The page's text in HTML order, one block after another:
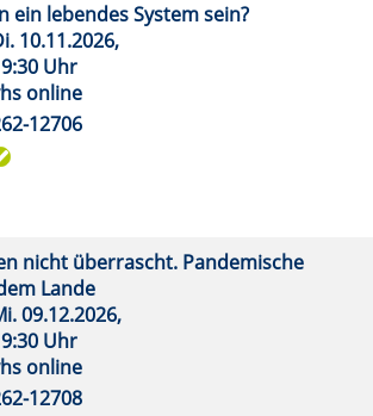
ein lebendes System sein?
10.11.2026,
Uhr
online
12706
nicht überrascht. Pandemische
Lande
09.12.2026,
Uhr
online
12708